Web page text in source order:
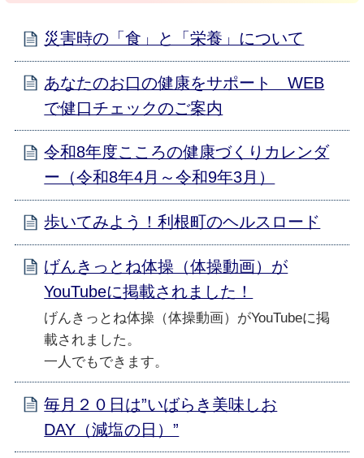
災害時の「食」と「栄養」について
あなたのお口の健康をサポート WEB
で健口チェックのご案内
令和8年度こころの健康づくりカレンダ
ー（令和8年4月～令和9年3月）
歩いてみよう！利根町のヘルスロード
げんきっとね体操（体操動画）が
YouTubeに掲載されました！
げんきっとね体操（体操動画）がYouTubeに掲
載されました。
一人でもできます。
毎月２０日は”いばらき美味しお
DAY（減塩の日）”